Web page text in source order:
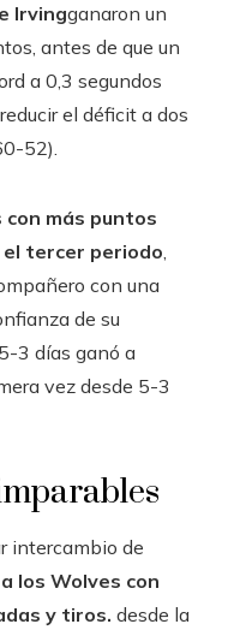
Irvingganaron un
antes de que un
a 0,3 segundos
el déficit a dos
52).
con más puntos
el tercer periodo,
con una
de su
3 días ganó a
vez desde 5-3
intercambio de
los Wolves con
y tiros. desde la